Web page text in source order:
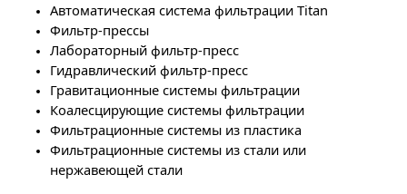
Автоматическая система фильтрации Titan
Фильтр-прессы
Лабораторный фильтр-пресс
Гидравлический фильтр-пресс
Гравитационные системы фильтрации
Коалесцирующие системы фильтрации
Фильтрационные системы из пластика
Фильтрационные системы из стали или
нержавеющей стали